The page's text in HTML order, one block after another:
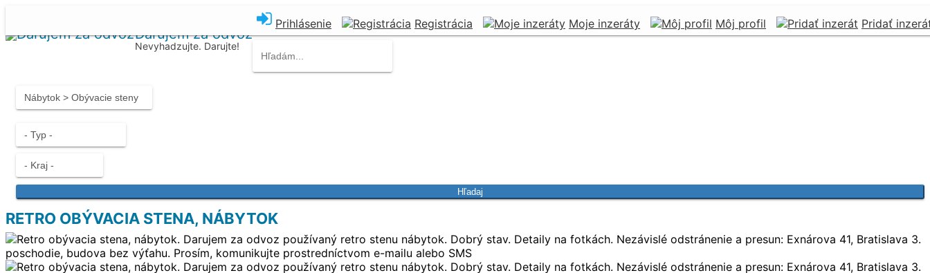
Prihlásenie Registrácia Moje inzeráty Môj profil Pridať
Darujem za odvoz
Nevyhadzujte. Darujte!
Hľadaj
RETRO OBÝVACIA STENA, NÁBYTOK